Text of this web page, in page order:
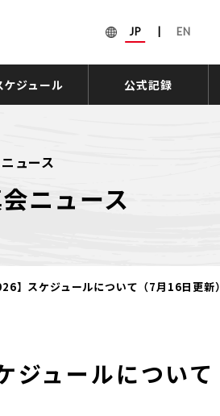
JP EN
ケジュール 公式記録
ニュース
ニュース
】スケジュールについて（7月16日更新）
ジュールについて